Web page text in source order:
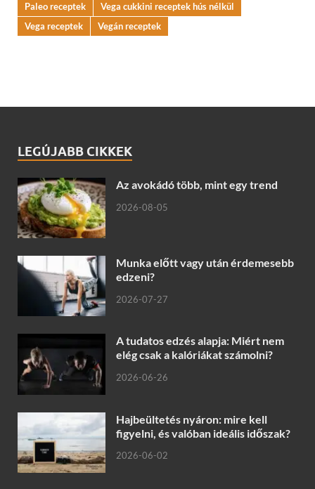
Paleo receptek
Vega cukkini receptek hús nélkül
Vega receptek
Vegán receptek
LEGÚJABB CIKKEK
Az avokádó több, mint egy trend
2026-08-05
Munka előtt vagy után érdemesebb
edzeni?
2026-07-27
A tudatos edzés alapja: Miért nem
elég csak a kalóriákat számolni?
2026-06-26
Hajbeültetés nyáron: mire kell
figyelni, és valóban ideális időszak?
2026-06-02